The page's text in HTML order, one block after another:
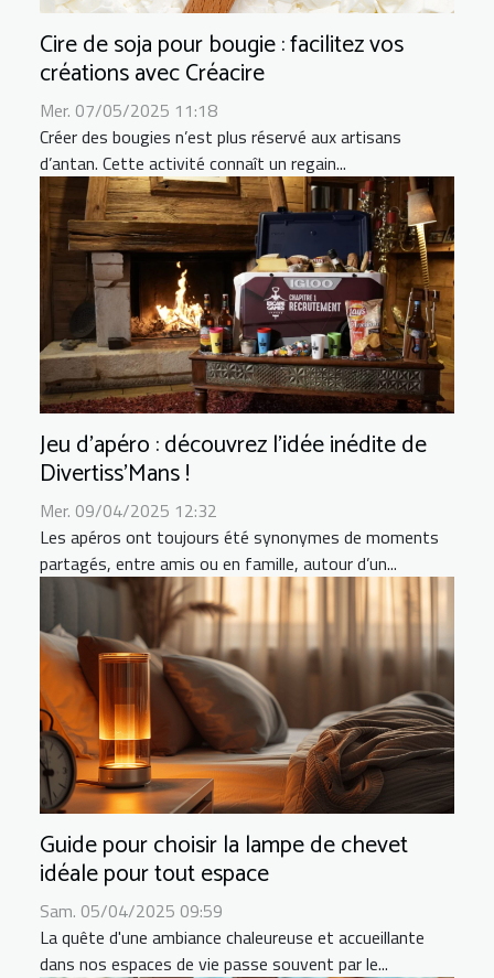
Cire de soja pour bougie : facilitez vos
créations avec Créacire
Mer. 07/05/2025 11:18
Créer des bougies n’est plus réservé aux artisans
d’antan. Cette activité connaît un regain...
Jeu d’apéro : découvrez l’idée inédite de
Divertiss’Mans !
Mer. 09/04/2025 12:32
Les apéros ont toujours été synonymes de moments
partagés, entre amis ou en famille, autour d’un...
Guide pour choisir la lampe de chevet
idéale pour tout espace
Sam. 05/04/2025 09:59
La quête d'une ambiance chaleureuse et accueillante
dans nos espaces de vie passe souvent par le...